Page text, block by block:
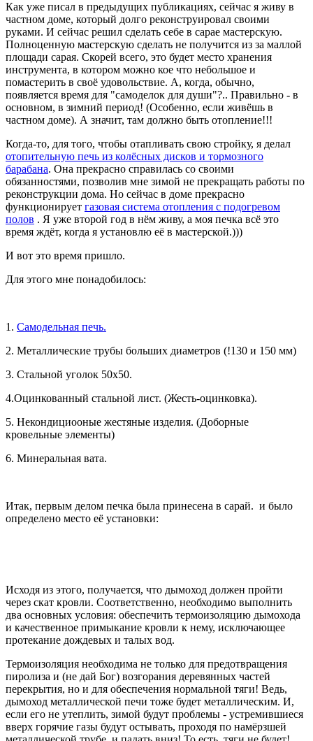
Как уже писал в предыдущих публикациях, сейчас я живу в
частном доме, который долго реконструировал своими
руками. И сейчас решил сделать себе в сарае мастерскую.
Полноценную мастерскую сделать не получится из за маллой
площади сарая. Скорей всего, это будет место хранения
инструмента, в котором можно кое что небольшое и
помастерить в своё удовольствие. А, когда, обычно,
появляется время для "самоделок для души"?.. Правильно - в
основном, в зимний период! (Особенно, если живёшь в
частном доме). А значит, там должно быть отопление!!!
Когда-то, для того, чтобы отапливать свою стройку, я делал
отопительную печь из колёсных дисков и тормозного
барабана. Она прекрасно справилась со своими
обязанностями, позволив мне зимой не прекращать работы по
реконструкции дома. Но сейчас в доме прекрасно
функционирует газовая система отопления с подогревом
полов . Я уже второй год в нём живу, а моя печка всё это
время ждёт, когда я установлю её в мастерской.)))
И вот это время пришло.
Для этого мне понадобилось:
1. Самодельная печь.
2. Металлические трубы больших диаметров (!130 и 150 мм)
3. Стальной уголок 50х50.
4.Оцинкованный стальной лист. (Жесть-оцинковка).
5. Некондициооные жестяные изделия. (Доборные
кровельные элементы)
6. Минеральная вата.
Итак, первым делом печка была принесена в сарай. и было
определено место её установки:
Исходя из этого, получается, что дымоход должен пройти
через скат кровли. Соответственно, необходимо выполнить
два основных условия: обеспечить термоизоляцию дымохода
и качественное примыкание кровли к нему, исключающее
протекание дождевых и талых вод.
Термоизоляция необходима не только для предотвращения
пиролиза и (не дай Бог) возгорания деревянных частей
перекрытия, но и для обеспечения нормальной тяги! Ведь,
дымоход металлической печи тоже будет металлическим. И,
если его не утеплить, зимой будут проблемы - устремившиеся
вверх горячие газы будут остывать, проходя по намёрзшей